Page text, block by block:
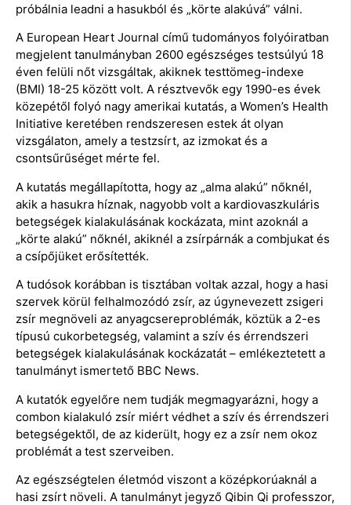
próbálnia leadni a hasukból és „körte alakúvá” válni.
A European Heart Journal című tudományos folyóiratban
megjelent tanulmányban 2600 egészséges testsúlyú 18
éven felüli nőt vizsgáltak, akiknek testtömeg-indexe
(BMI) 18-25 között volt. A résztvevők egy 1990-es évek
közepétől folyó nagy amerikai kutatás, a Women’s Health
Initiative keretében rendszeresen estek át olyan
vizsgálaton, amely a testzsírt, az izmokat és a
csontsűrűséget mérte fel.
A kutatás megállapította, hogy az „alma alakú” nőknél,
akik a hasukra híznak, nagyobb volt a kardiovaszkuláris
betegségek kialakulásának kockázata, mint azoknál a
„körte alakú” nőknél, akiknél a zsírpárnák a combjukat és
a csípőjüket erősítették.
A tudósok korábban is tisztában voltak azzal, hogy a hasi
szervek körül felhalmozódó zsír, az úgynevezett zsigeri
zsír megnöveli az anyagcsereproblémák, köztük a 2-es
típusú cukorbetegség, valamint a szív és érrendszeri
betegségek kialakulásának kockázatát – emlékeztetett a
tanulmányt ismertető BBC News.
A kutatók egyelőre nem tudják megmagyarázni, hogy a
combon kialakuló zsír miért védhet a szív és érrendszeri
betegségektől, de az kiderült, hogy ez a zsír nem okoz
problémát a test szerveiben.
Az egészségtelen életmód viszont a középkorúaknál a
hasi zsírt növeli. A tanulmányt jegyző Qibin Qi professzor,